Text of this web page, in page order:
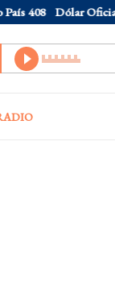
408 Dólar Oficial